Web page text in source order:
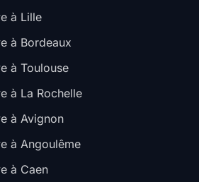
à Lille
à Bordeaux
à Toulouse
à La Rochelle
à Avignon
à Angoulême
à Caen